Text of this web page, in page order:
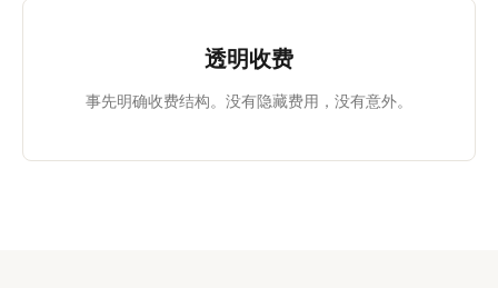
透明收费
事先明确收费结构。没有隐藏费用，没有意外。